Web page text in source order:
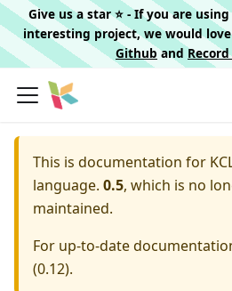
Give us a star ⭐️ - If you are
interesting project, we would
Githuband
This is documentation for
language. 0.5, which is no
maintained.
For up-to-date
(0.12).